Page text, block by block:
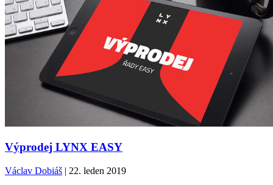
Výprodej LYNX EASY
Václav Dobiáš | 22. leden 2019